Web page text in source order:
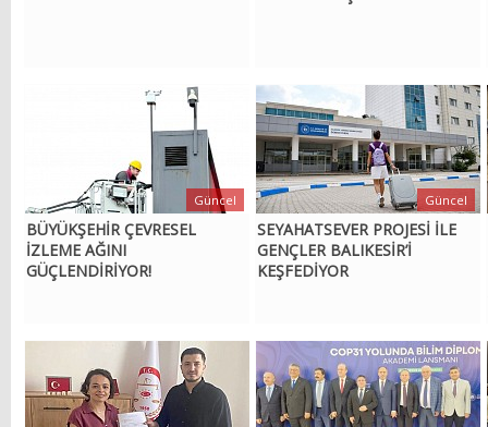
BÜYÜKŞEHİR ÇEVRESEL
İZLEME AĞINI
GÜÇLENDİRİYOR!
Güncel
SEYAHATSEVER PROJESİ İLE
GENÇLER BALIKESİR’İ
KEŞFEDİYOR
Güncel